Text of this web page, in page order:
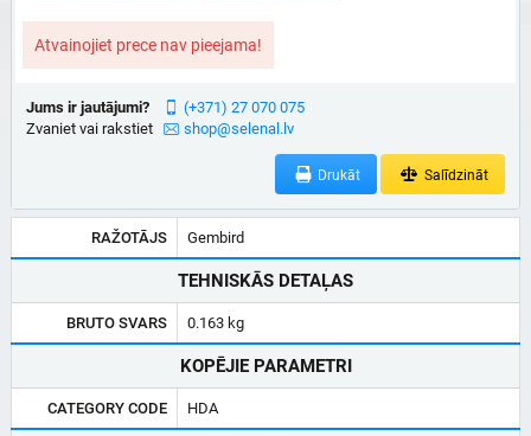
Atvainojiet prece nav pieejama!
Jums ir jautājumi?
Zvaniet vai rakstiet
(+371) 27 070 075
shop@selenal.lv
Drukāt Salīdzināt
RAŽOTĀJS Gembird
TEHNISKĀS DETAĻAS
BRUTO SVARS 0.163 kg
KOPĒJIE PARAMETRI
CATEGORY CODE HDA